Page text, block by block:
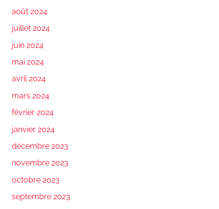
août 2024
juillet 2024
juin 2024
mai 2024
avril 2024
mars 2024
février 2024
janvier 2024
décembre 2023
novembre 2023
octobre 2023
septembre 2023